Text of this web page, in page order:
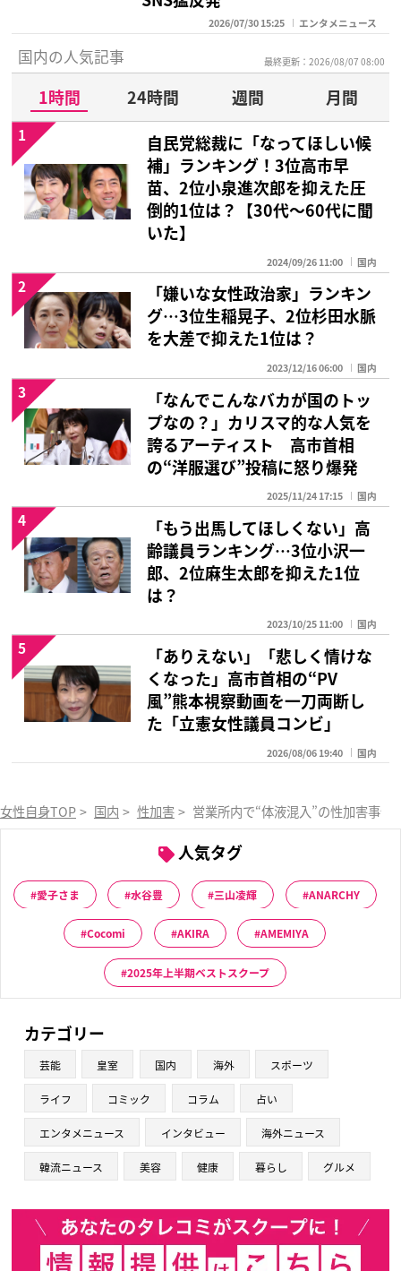
2026/07/30 15:25 エンタメニュース
国内の人気記事 最終更新：2026/08/07 08:00
1時間 24時間 週間
月間
自民党総裁に「なってほしい候
補」ランキング！3位高市早
苗、2位小泉進次郎を抑えた圧
倒的1位は？【30代〜60代に聞
いた】
2024/09/26 11:00 国内
1
「嫌いな女性政治家」ランキン
グ…3位生稲晃子、2位杉田水脈
を大差で抑えた1位は？
2023/12/16 06:00 国内
2
「なんでこんなバカが国のトッ
プなの？」カリスマ的な人気を
誇るアーティスト 高市首相
の“洋服選び”投稿に怒り爆発
2025/11/24 17:15 国内
3
「もう出馬してほしくない」高
齢議員ランキング…3位小沢一
郎、2位麻生太郎を抑えた1位
は？
2023/10/25 11:00 国内
4
「ありえない」「悲しく情けな
くなった」高市首相の“PV
風”熊本視察動画を一刀両断し
た「立憲女性議員コンビ」
2026/08/06 19:40 国内
5
女性自身TOP > 国内 > 性加害 > 営業所内で“体液混入”の性加害事
人気タグ
愛子さま 水谷豊 三山凌輝 ANARCHY
Cocomi AKIRA AMEMIYA
2025年上半期ベストスクープ
カテゴリー
芸能 皇室 国内 海外 スポーツ
ライフ コミック コラム 占い
エンタメニュース インタビュー 海外ニュース
韓流ニュース 美容 健康 暮らし グルメ